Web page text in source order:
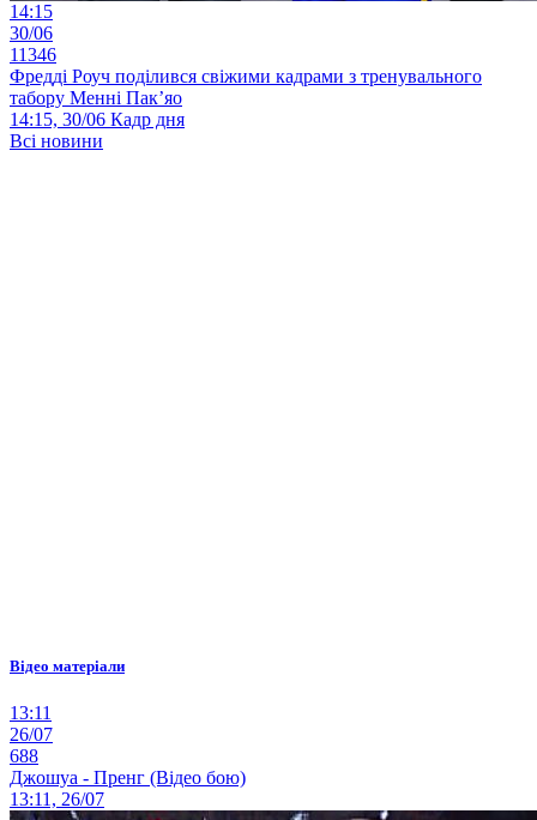
14:15
30/06
11346
Фредді Роуч поділився свіжими кадрами з тренувального
табору Менні Пак’яо
14:15, 30/06 Кадр дня
Всі новини
Відео матеріали
13:11
26/07
688
Джошуа - Пренг (Відео бою)
13:11, 26/07